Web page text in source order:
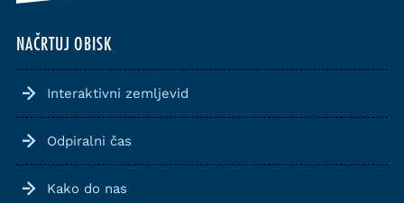
NAČRTUJ OBISK
Interaktivni zemljevid
Odpiralni čas
Kako do nas